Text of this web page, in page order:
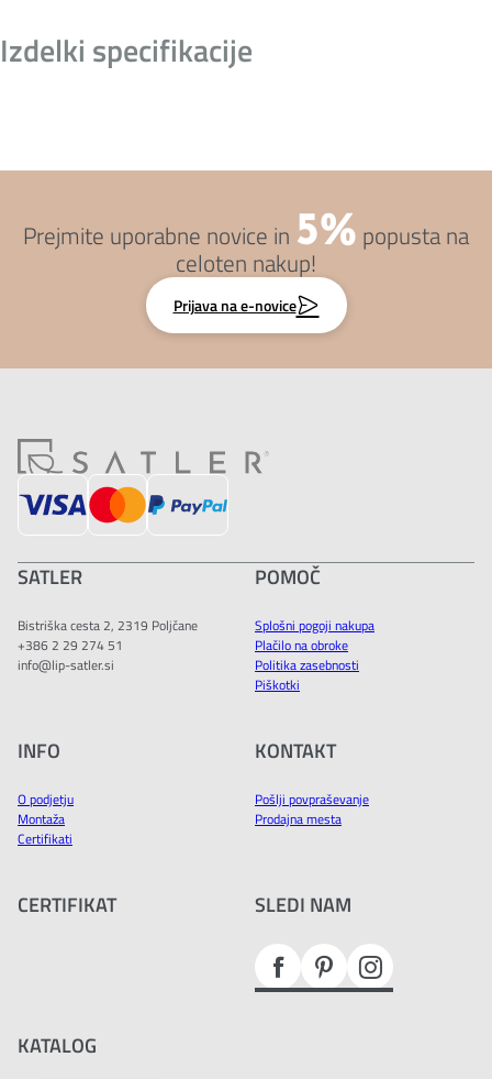
Izdelki specifikacije
Prejmite uporabne novice in 5% popusta na
celoten nakup!
Prijava na e-novice
SATLER
Bistriška cesta 2, 2319 Poljčane
+386 2 29 274 51
info@lip-satler.si
POMOČ
Splošni pogoji nakupa
Plačilo na obroke
Politika zasebnosti
Piškotki
INFO
O podjetju
Montaža
Certifikati
KONTAKT
Pošlji povpraševanje
Prodajna mesta
CERTIFIKAT SLEDI NAM
KATALOG